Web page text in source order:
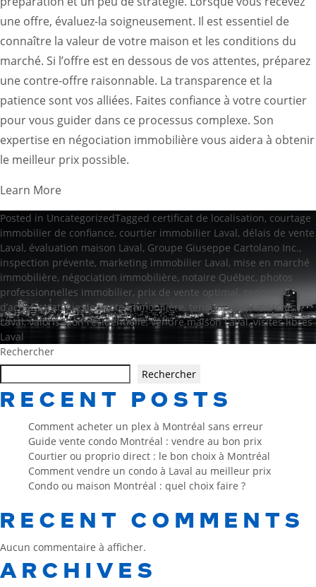
une offre, évaluez-la soigneusement. Il est essentiel de
connaître la valeur de votre maison et les conditions du
marché. Si l’offre est en dessous de vos attentes, préparez
une contre-offre raisonnable. La transparence et la
patience sont vos alliées. Faites confiance à votre courtier
pour vous guider dans ce processus complexe. Son
expertise en négociation immobilièrevous aidera à obtenir
le meilleur prix possible.
Learn More
Posted in UncategorizedTagged certificat de localisation, courtage
immobilier de confiance, courtier immobilier Laval, délais de vente
Laval, évaluation maison Laval, Groupe Giuseppe Cartolano Inc.,
inspection prévente, marketing immobilier Laval, mise en marché
immobilière, négociation immobilière, notaire Québec, photos
professionnelles immobilier, prix de vente optimal, promesse
d’achat,stratégie de vente immobilière, tendances du marché
Laval,valorisation résidentielle,vendre maison Laval,visites libres
Laval
Rechercher
Rechercher
RECENT POSTS
Comment acheter un plex à Montréal sans erreur
Guide vente condo Montréal : vendre au bon prix
Courtier ou proprio direct : le bon choix à Montréal
Comment vendre un condo à Laval au meilleur prix
Condo ou maison Montréal : quel choix faire ?
RECENT COMMENTS
Aucun commentaire à afficher.
ARCHIVES